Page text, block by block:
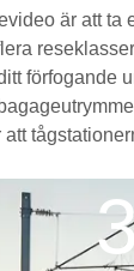
är att